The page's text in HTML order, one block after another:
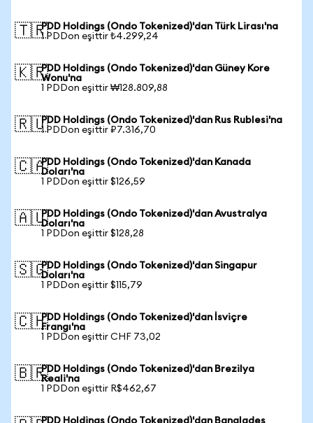
🇹🇷PDD Holdings (Ondo Tokenized)'dan Türk Lirası'na
1 PDDon eşittir ₺4.299,24
🇰🇷PDD Holdings (Ondo Tokenized)'dan Güney Kore
Wonu'na
1 PDDon eşittir ₩128.809,88
🇷🇺PDD Holdings (Ondo Tokenized)'dan Rus Rublesi'na
1 PDDon eşittir ₽7.316,70
🇨🇦PDD Holdings (Ondo Tokenized)'dan Kanada
Doları'na
1 PDDon eşittir $126,59
🇦🇺PDD Holdings (Ondo Tokenized)'dan Avustralya
Doları'na
1 PDDon eşittir $128,28
🇸🇬PDD Holdings (Ondo Tokenized)'dan Singapur
Doları'na
1 PDDon eşittir $115,79
🇨🇭PDD Holdings (Ondo Tokenized)'dan İsviçre
Frangı'na
1 PDDon eşittir CHF 73,02
🇧🇷PDD Holdings (Ondo Tokenized)'dan Brezilya
Reali'na
1 PDDon eşittir R$462,67
PDD Holdings (Ondo Tokenized)'dan Bangladeş